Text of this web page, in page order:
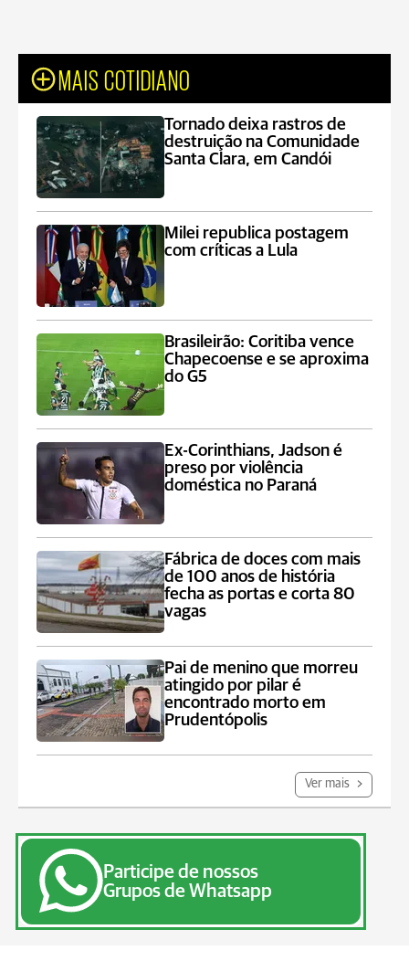
MAIS COTIDIANO
Tornado deixa rastros de
destruição na Comunidade
Santa Clara, em Candói
Milei republica postagem
com críticas a Lula
Brasileirão: Coritiba vence
Chapecoense e se aproxima
do G5
Ex-Corinthians, Jadson é
preso por violência
doméstica no Paraná
Fábrica de doces com mais
de 100 anos de história
fecha as portas e corta 80
vagas
Pai de menino que morreu
atingido por pilar é
encontrado morto em
Prudentópolis
Ver mais
Participe de nossos
Grupos de Whatsapp